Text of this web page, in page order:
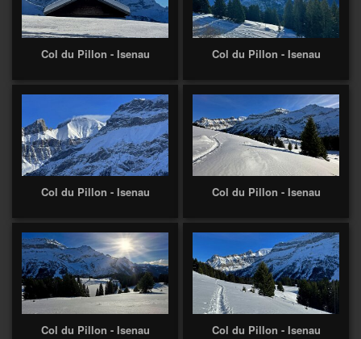
Col du Pillon - Isenau Col du Pillon - Isenau
Col du Pillon - Isenau Col du Pillon - Isenau
Col du Pillon - Isenau Col du Pillon - Isenau